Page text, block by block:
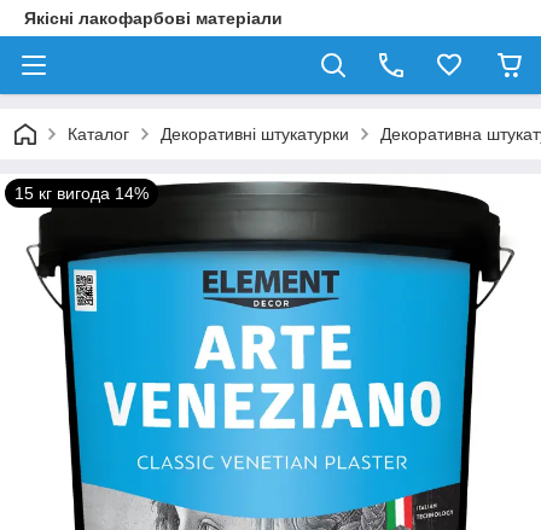
Якісні лакофарбові матеріали
Каталог Декоративні штукатурки Декоративна
15 кг вигода 14%